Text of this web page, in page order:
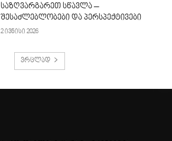
საზღვარგარეთ სწავლა –
შესაძლებლობები და პერსპექტივები
2 ივნისი 2026
ვრცლად